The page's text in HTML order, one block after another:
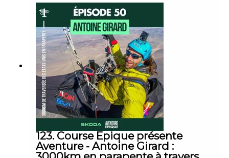
après l'effondrement professionnel. Le 10 kilomètres
qu'il termine ici n'est qu'une étape : un projet de
transformation radicale, pensée sur plusieurs années,
qui le portera à l'UTMB à cinquante ans. Un engagement
profond et durable.
Sur le 42 kilomètres couru dimanche matin, l'élite trace
son sillon. Rémi Bonnet et Frédéric Tranchand
composent une danse savante - champion d'Europe de
trail d'un côté, référence mondiale sur ces formats
marathon de l'autre. Trois heures trente-trois sous une
123. Course Epique présente
Aventure - Antoine Girard :